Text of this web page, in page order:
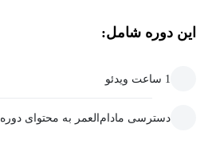
این دوره شامل:
1 ساعت ویدئو
دسترسی مادام‌العمر به محتوای دوره